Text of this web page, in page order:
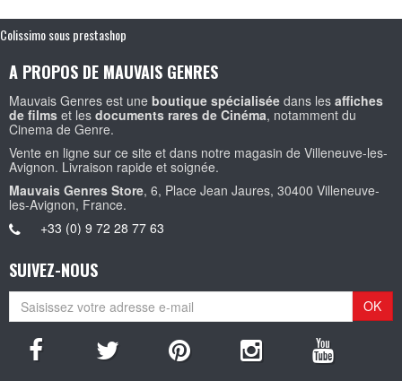
Colissimo sous prestashop
A PROPOS DE MAUVAIS GENRES
Mauvais Genres est une boutique spécialisée dans les affiches
de films et les documents rares de Cinéma, notamment du
Cinema de Genre.
Vente en ligne sur ce site et dans notre magasin de Villeneuve-les-
Avignon. Livraison rapide et soignée.
Mauvais Genres Store, 6, Place Jean Jaures, 30400 Villeneuve-
les-Avignon, France.
+33 (0) 9 72 28 77 63
SUIVEZ-NOUS
OK